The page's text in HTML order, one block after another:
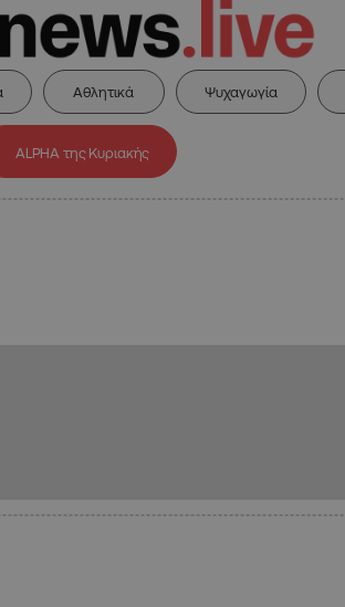
Αθλητικά Ψυχαγωγία
ALPHA της Κυριακής